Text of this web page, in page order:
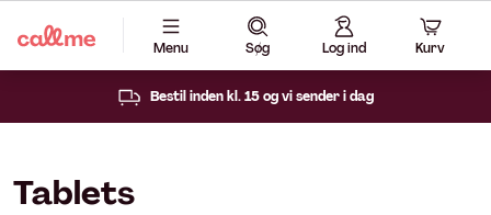
Menu Søg Log ind Kurv
Forsikring 6 mdr. 0 kr.
Tablets